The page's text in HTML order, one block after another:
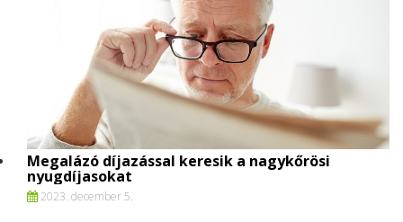
Megalázó díjazással keresik a nagykőrösi
nyugdíjasokat
2023. december 5.